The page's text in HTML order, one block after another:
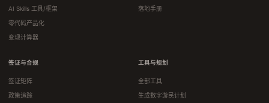
AI Skills 工具/框架
零代码产品化
变现计算器
落地手册
签证与合规
签证矩阵
政策追踪
工具与规划
全部工具
生成数字游民计划